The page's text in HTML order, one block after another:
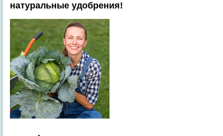
натуральные удобрения!